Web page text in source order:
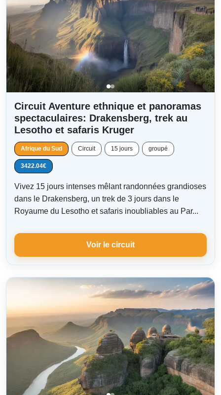
Circuit Aventure ethnique et panoramas
spectaculaires: Drakensberg, trek au
Lesotho et safaris Kruger
Afrique du Sud Circuit 15 jours groupé
3422.04€
Vivez 15 jours intenses mêlant randonnées grandioses
dans le Drakensberg, un trek de 3 jours dans le
Royaume du Lesotho et safaris inoubliables au Par...
Voir le circuit